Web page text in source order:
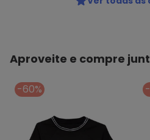
Aproveite e compre
-60%